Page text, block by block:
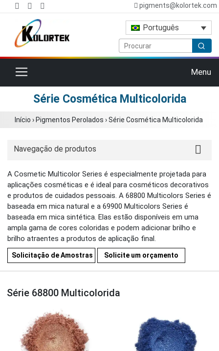
pigments@kolortek.com
Português
Alternar navegação Menu
Série Cosmética Multicolorida
Início › Pigmentos Perolados ›Série Cosmética Multicolorida
Navegação de produtos
A Cosmetic Multicolor Series é especialmente projetada para
aplicações cosméticas e é ideal para cosméticos decorativos
e produtos de cuidados pessoais. A 68800 Multicolors Series é
baseada em mica natural e a 69900 Multicolors Series é
baseada em mica sintética. Elas estão disponíveis em uma
ampla gama de cores coloridas e podem adicionar brilho e
brilho atraentes a produtos de aplicação final.
Solicitação de Amostras Solicite um orçamento
Série 68800 Multicolorida